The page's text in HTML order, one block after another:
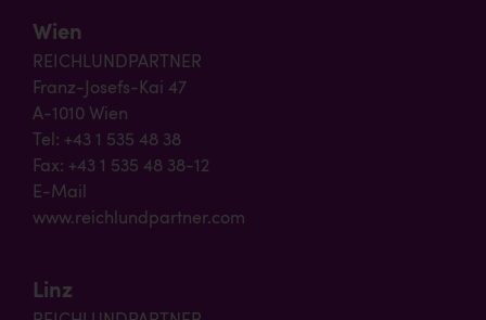
Wien
REICHLUNDPARTNER
Franz-Josefs-Kai 47
A-1010 Wien
Tel: +43 1 535 48 38
Fax: +43 1 535 48 38-12
E-Mail
www.reichlundpartner.com
Linz